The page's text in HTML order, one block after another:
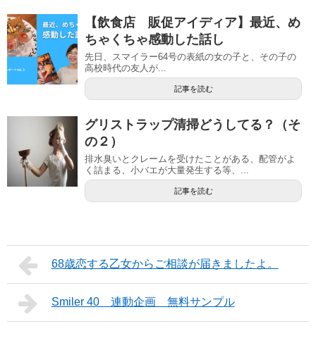
【飲食店 販促アイディア】最近、め
ちゃくちゃ感動した話し
先日、スマイラー64号の表紙の女の子と、その子の
高校時代の友人が...
記事を読む
グリストラップ清掃どうしてる？（そ
の２）
排水臭いとクレームを受けたことがある、配管がよ
く詰まる、小バエが大量発生する等、...
記事を読む
68歳恋する乙女からご相談が届きましたよ。
Smiler 40 連動企画 無料サンプル